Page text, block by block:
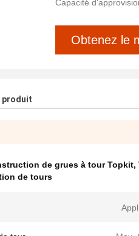
Capacité
Obtenez le
produit
de grues à tour Topkit,
de tours